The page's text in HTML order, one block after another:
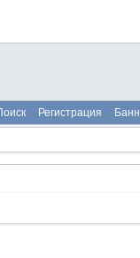
Регистрация